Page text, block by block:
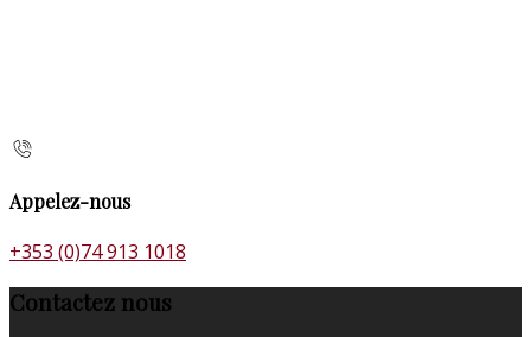
Appelez-nous
+353 (0)74 913 1018
Contactez nous